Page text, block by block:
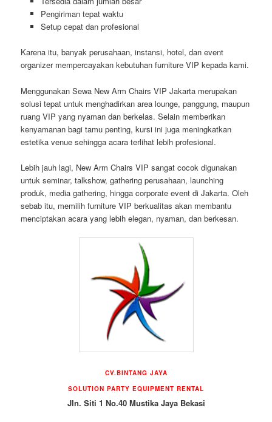
Pengiriman tepat waktu
Setup cepat dan profesional
Karena itu, banyak perusahaan, instansi, hotel, dan event
organizer mempercayakan kebutuhan furniture VIP kepada kami.
Menggunakan Sewa New Arm Chairs VIP Jakarta merupakan
solusi tepat untuk menghadirkan area lounge, panggung, maupun
ruang VIP yang nyaman dan berkelas. Selain memberikan
kenyamanan bagi tamu penting, kursi ini juga meningkatkan
estetika venue sehingga acara terlihat lebih profesional.
Lebih jauh lagi, New Arm Chairs VIP sangat cocok digunakan
untuk seminar, talkshow, gathering perusahaan, launching
produk, media gathering, hingga corporate event di Jakarta. Oleh
sebab itu, memilih furniture VIP berkualitas akan membantu
menciptakan acara yang lebih elegan, nyaman, dan berkesan.
CV.BINTANG JAYA
SOLUTION PARTY EQUIPMENT RENTAL
Jln. Siti 1 No.40 Mustika Jaya Bekasi